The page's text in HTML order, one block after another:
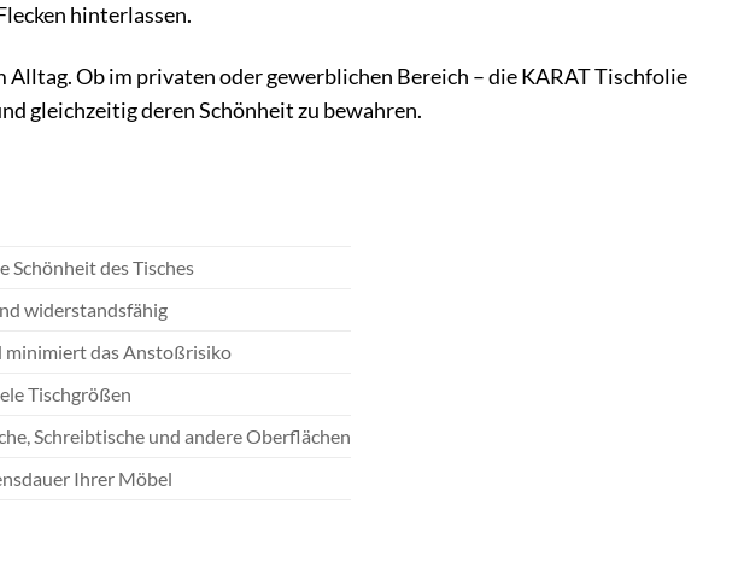
hinterlassen.
Ob im privaten oder gewerblichen Bereich – die KARAT Tischfolie
gleichzeitig deren Schönheit zu bewahren.
Schönheit des Tisches
widerstandsfähig
minimiert das Anstoßrisiko
Tischgrößen
Schreibtische und andere Oberflächen
Ihrer Möbel